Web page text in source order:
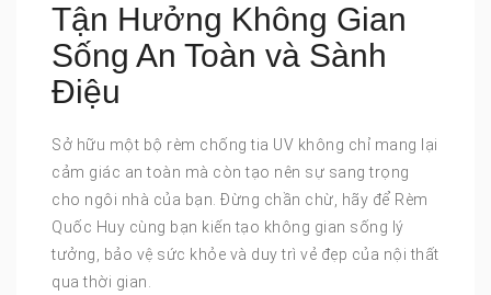
Tận Hưởng Không Gian
Sống An Toàn và Sành
Điệu
Sở hữu một bộ rèm chống tia UV không chỉ mang lại
cảm giác an toàn mà còn tạo nên sự sang trọng
cho ngôi nhà của bạn. Đừng chần chừ, hãy để Rèm
Quốc Huy cùng bạn kiến tạo không gian sống lý
tưởng, bảo vệ sức khỏe và duy trì vẻ đẹp của nội thất
qua thời gian.